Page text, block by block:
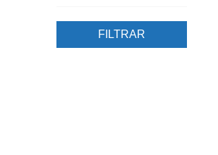
FILTRAR